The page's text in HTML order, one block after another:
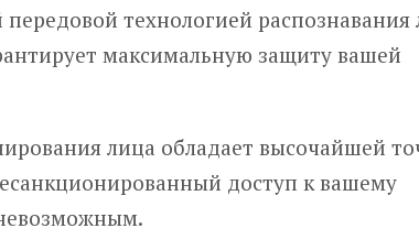
технологией распознавания
максимальную защиту вашей
лица обладает высочайшей
доступ к вашему